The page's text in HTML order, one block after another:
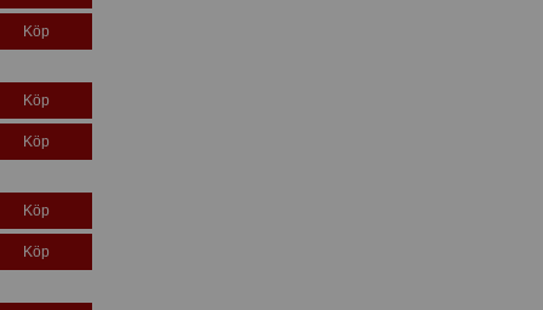
Köp
Köp
Köp
Köp
Köp